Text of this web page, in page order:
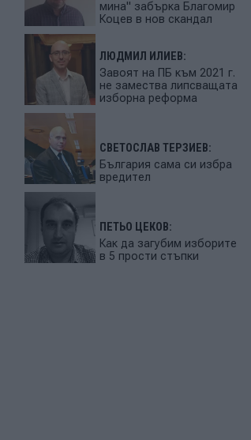
мина" забърка Благомир
Коцев в нов скандал
ЛЮДМИЛ ИЛИЕВ:
Завоят на ПБ към 2021 г.
не замества липсващата
изборна реформа
СВЕТОСЛАВ ТЕРЗИЕВ:
България сама си избра
вредител
ПЕТЬО ЦЕКОВ:
Как да загубим изборите
в 5 прости стъпки